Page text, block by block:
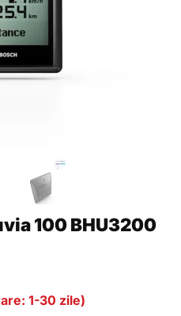
100 BHU3200
1-30 zile)